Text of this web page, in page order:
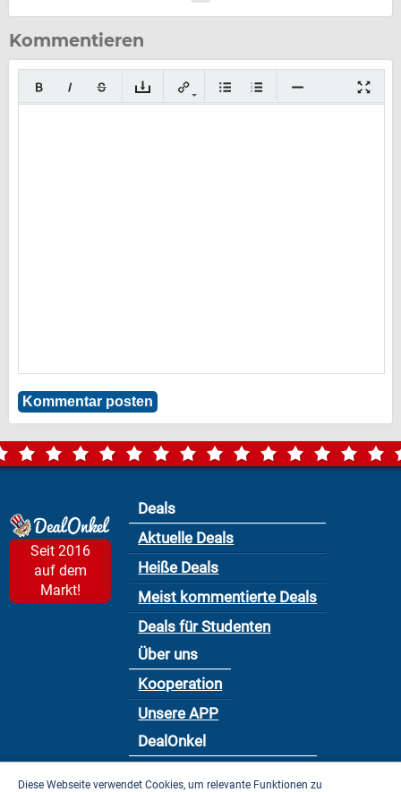
Kommentieren
Seit 2016
auf dem
Markt!
Deals
Aktuelle Deals
Heiße Deals
Meist kommentierte Deals
Deals für Studenten
Über uns
Kooperation
Unsere APP
DealOnkel
Diese Webseite verwendet Cookies, um relevante Funktionen zu